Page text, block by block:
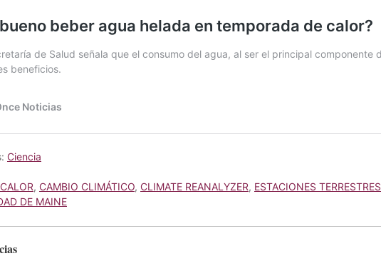
Ciencia
CALOR, CAMBIO CLIMÁTICO, CLIMATE REANALYZER, ESTACIONES TERRESTRES
DE MAINE